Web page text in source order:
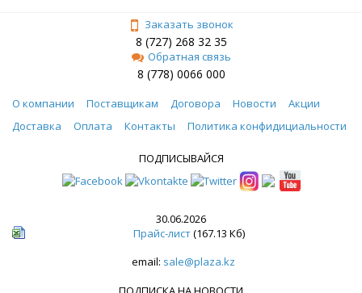
Заказать звонок
8 (727) 268 32 35
Обратная связь
8 (778) 0066 000
О компании Поставщикам Договора Новости
Акции
Доставка
Оплата Контакты Политика конфидициальности
ПОДПИСЫВАЙСЯ
30.06.2026
Прайс-лист(167.13 Кб)
email: sale@plaza.kz